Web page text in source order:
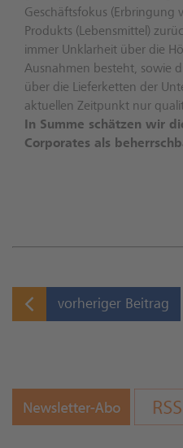
Geschäftsfokus (Erbringung
Produkts (Lebensmittel)
immer Unklarheit über die
Ausnahmen besteht, sowie
über die Lieferketten der
aktuellen Zeitpunkt nur
In Summe schätzen wir
Corporates als
vorheriger Beitrag